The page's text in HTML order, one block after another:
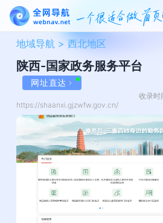
地域导航 >西北地区
陕西-国家政务服务平台
网址直达
收录
https://shaanxi.gjzwfw.gov.cn/